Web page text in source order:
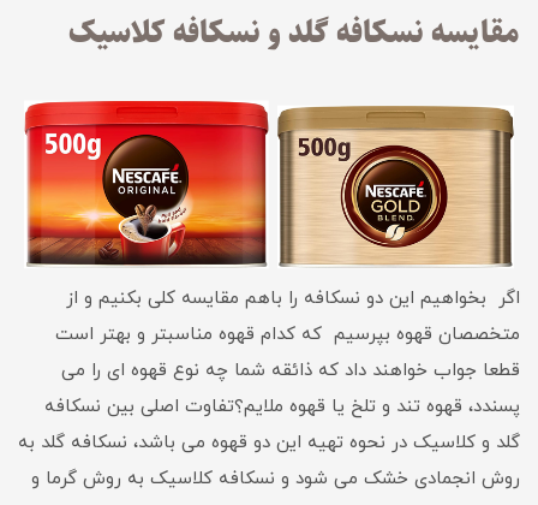
مقایسه نسکافه گلد و نسکافه کلاسیک
اگر بخواهیم این دو نسکافه را باهم مقایسه کلی بکنیم و از
متخصصان قهوه بپرسیم که کدام قهوه مناسبتر و بهتر است
قطعا جواب خواهند داد که ذائقه شما چه نوع قهوه ای را می
پسندد، قهوه تند و تلخ یا قهوه ملایم؟تفاوت اصلی بین نسکافه
گلد و کلاسیک در نحوه تهیه این دو قهوه می باشد، نسکافه گلد به
روش انجمادی خشک می شود و نسکافه کلاسیک به روش گرما و